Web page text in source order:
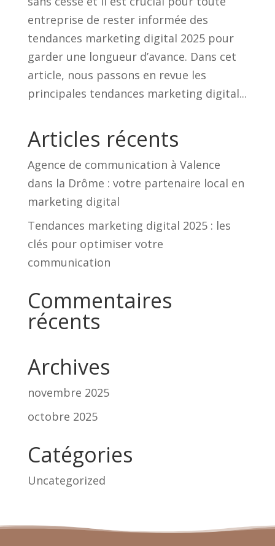
entreprise de rester informée des
tendances marketing digital 2025 pour
garder une longueur d’avance. Dans cet
article, nous passons en revue les
principales tendances marketing digital...
Articles récents
Agence de communication à Valence
dans la Drôme : votre partenaire local en
marketing digital
Tendances marketing digital 2025 : les
clés pour optimiser votre
communication
Commentaires
récents
Archives
novembre 2025
octobre 2025
Catégories
Uncategorized